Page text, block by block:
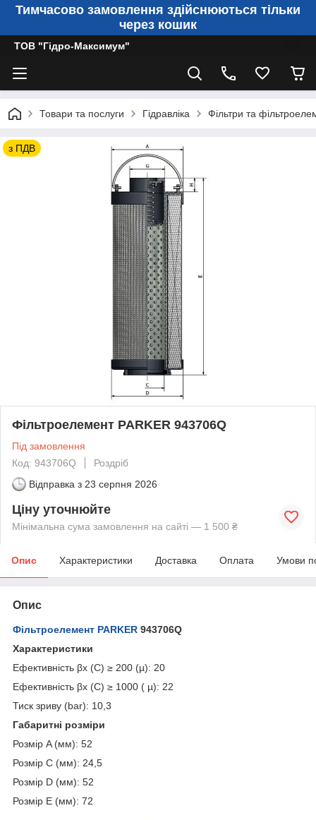
Тимчасово замовлення здійснюються тільки
через кошик
ТОВ "Гідро-Максимум"
Товари та послуги Гідравліка Фільтри та
з ПДВ
Фільтроелемент PARKER 943706Q
Під замовлення
Код: 943706Q
Роздріб
Відправка з 23 серпня 2026
Ціну уточнюйте
Мінімальна сума замовлення на сайті — 1 500 ₴
Опис Характеристики Доставка Оплата Умови
Опис
Фільтроелемент PARKER 943706Q
Характеристики
Ефективність βx (C) ≥ 200 (µ): 20
Ефективність βx (C) ≥ 1000 ( µ): 22
Тиск зриву (bar): 10,3
Габаритні розміри
Розмір A (мм): 52
Розмір C (мм): 24,5
Розмір D (мм): 52
Розмір E (мм): 72